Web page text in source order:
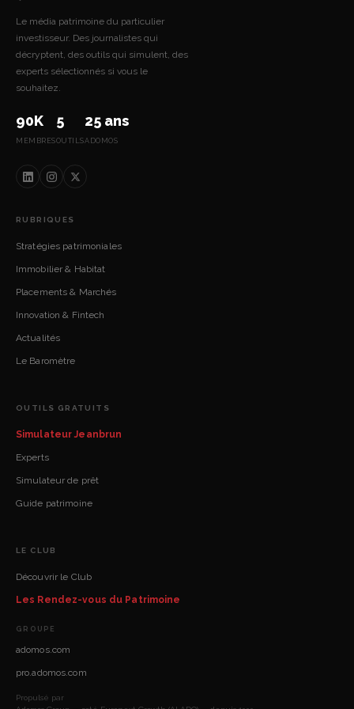
Le média patrimoine du particulier
investisseur. Des journalistes qui
décryptent, des outils qui simulent, des
experts sélectionnés si vous le
souhaitez.
90K
MEMBRES
5
OUTILS
25 ans
ADOMOS
RUBRIQUES
Stratégies patrimoniales
Immobilier & Habitat
Placements & Marchés
Innovation & Fintech
Actualités
Le Baromètre
OUTILS GRATUITS
Simulateur Jeanbrun
Experts
Simulateur de prêt
Guide patrimoine
LE CLUB
Découvrir le Club
Les Rendez-vous du Patrimoine
GROUPE
adomos.com
pro.adomos.com
Propulsé par